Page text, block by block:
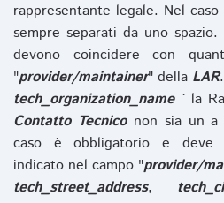
rappresentante legale. Nel
sempre separati da uno
devono coincidere con
"provider/maintainer" della LAR.
tech_organization_name` la
Contatto Tecniconon sia un a
caso è obbligatorio e deve
indicato nel campo "provider/
tech_street_address,